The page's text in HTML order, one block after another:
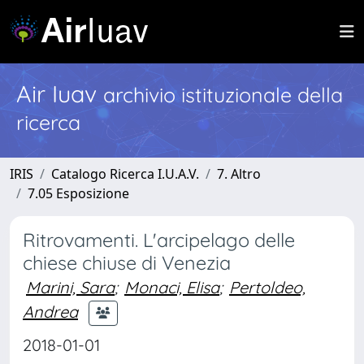
Air Iuav archivio istituzionale della
ricerca
IRIS Catalogo Ricerca I.U.A.V.
7. Altro
7.05 Esposizione
Ritrovamenti. L'arcipelago delle
chiese chiuse di Venezia
Marini, Sara; Monaci, Elisa; Pertoldeo,
Andrea
2018-01-01